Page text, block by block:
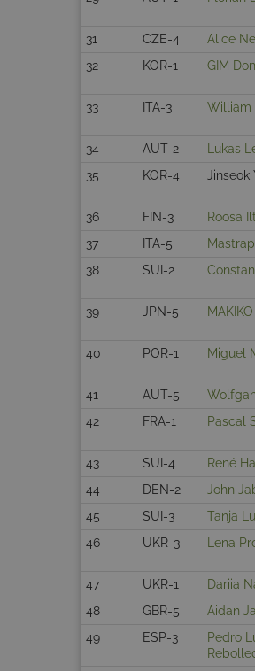
31 CZE-4 Alice
32
KOR-1 GIM
33 ITA-3 William
34 AUT-2 Lukas
35
KOR-4 Jinseok
36 FIN-3 Roosa
37
ITA-5
38
SUI-2
39 JPN-5
40 POR-1 Miguel
41 AUT-5
42
FRA-1 Pascal
43 SUI-4 René
44
DEN-2 John
45
SUI-3 Tanja
46
UKR-3 Lena
47 UKR-1 Dariia
48
GBR-5 Aidan
49
ESP-3
Pedro